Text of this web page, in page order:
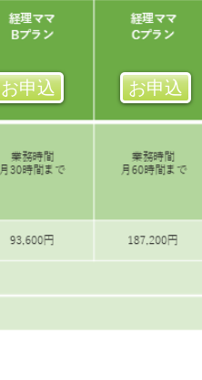
お申込 お申込